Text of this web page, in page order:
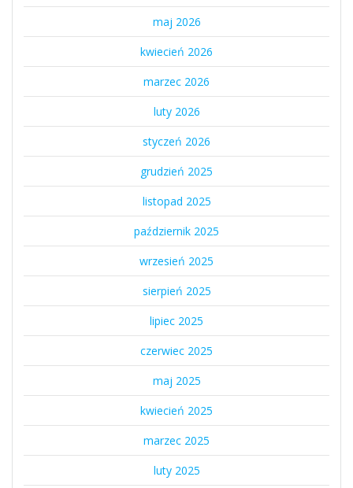
maj 2026
kwiecień 2026
marzec 2026
luty 2026
styczeń 2026
grudzień 2025
listopad 2025
październik 2025
wrzesień 2025
sierpień 2025
lipiec 2025
czerwiec 2025
maj 2025
kwiecień 2025
marzec 2025
luty 2025